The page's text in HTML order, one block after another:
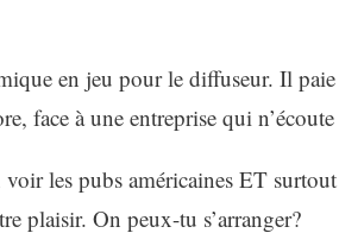
en jeu pour le diffuseur. Il
face à une entreprise qui
les pubs américaines ET
plaisir. On peux-tu s’arranger?